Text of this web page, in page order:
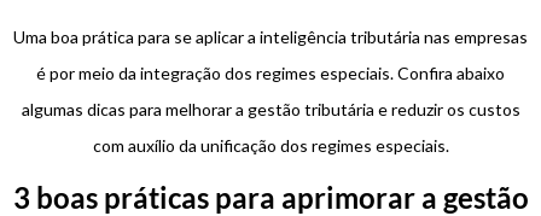
Uma boa prática para se aplicar a inteligência tributária nas empresas
é por meio da integração dos regimes especiais. Confira abaixo
algumas dicas para melhorar a gestão tributária e reduzir os custos
com auxílio da unificação dos regimes especiais.
3 boas práticas para aprimorar a gestão